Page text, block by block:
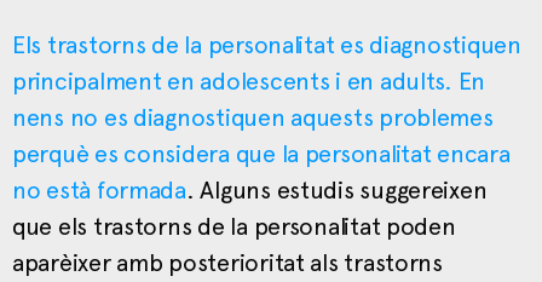
Els trastorns de la personalitat es diagnostiquen
principalment en adolescents i en adults. En
nens no es diagnostiquen aquests problemes
perquè es considera que la personalitat encara
no està formada. Alguns estudis suggereixen
que els trastorns de la personalitat poden
aparèixer amb posterioritat als trastorns